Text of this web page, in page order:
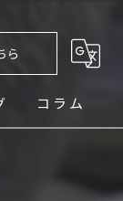
ら
コラム